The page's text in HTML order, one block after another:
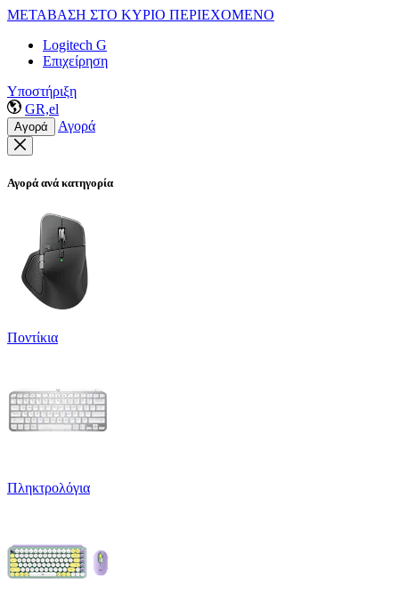
ΜΕΤΑΒΑΣΗ ΣΤΟ ΚΥΡΙΟ ΠΕΡΙΕΧΟΜΕΝΟ
Logitech G
Επιχείρηση
Υποστήριξη
GR,el
Αγορά Αγορά
Αγορά ανά κατηγορία
Ποντίκια
Πληκτρολόγια